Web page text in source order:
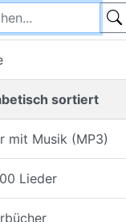
sortiert
mit Musik (MP3)
Lieder